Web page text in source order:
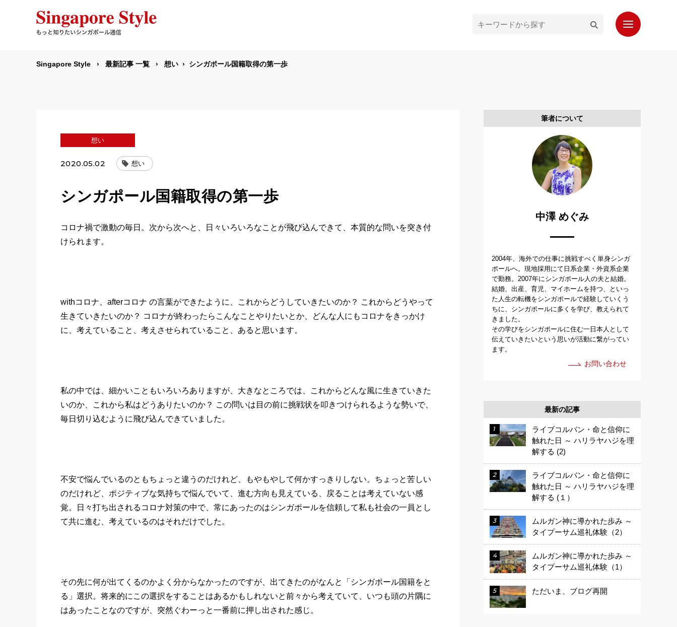
もっと知りたいシンガポール通信
お問い合わせ
Singapore Style 最新記事 一覧 想い シンガポール国籍取得の第一歩
想い
2020.05.02 想い
シンガポール国籍取得の第一歩
コロナ禍で激動の毎日。次から次へと、日々いろいろなことが飛び込んできて、本質的な問いを突き付
けられます。
withコロナ、afterコロナ の言葉ができたように、これからどうしていきたいのか？ これからどうやって
生きていきたいのか？ コロナが終わったらこんなことやりたいとか、どんな人にもコロナをきっかけ
に、考えていること、考えさせられていること、あると思います。
私の中では、細かいこともいろいろありますが、大きなところでは、これからどんな風に生きていきた
いのか、これから私はどうありたいのか？ この問いは目の前に挑戦状を叩きつけられるような勢いで、
毎日切り込むように飛び込んできていました。
不安で悩んでいるのともちょっと違うのだけれど、もやもやして何かすっきりしない。ちょっと苦しい
のだけれど、ポジティブな気持ちで悩んでいて、進む方向も見えている、戻ることは考えていない感
覚。日々打ち出されるコロナ対策の中で、常にあったのはシンガポールを信頼して私も社会の一員とし
て共に進む、考えているのはそれだけでした。
その先に何が出てくるのかよく分からなかったのですが、出てきたのがなんと「シンガポール国籍をと
る」選択。将来的にこの選択をすることはあるかもしれないと前々から考えていて、いつも頭の片隅に
はあったことなのですが、突然ぐわーっと一番前に押し出された感じ。
筆者について
中澤 めぐみ
2004年、海外での仕事に挑戦すべく単身シンガ
ポールへ。現地採用にて日系企業・外資系企業
で勤務。2007年にシンガポール人の夫と結婚。
結婚、出産、育児、マイホームを持つ、といっ
た人生の転機をシンガポールで経験していくう
ちに、シンガポールに多くを学び、教えられて
きました。
その学びをシンガポールに住む一日本人として
伝えていきたいという思いが活動に繋がってい
ます。
お問い合わせ
最新の記事
ライブコルバン・命と信仰に
触れた日 ～ ハリラヤハジを理
解する (2)
ライブコルバン・命と信仰に
触れた日 ～ ハリラヤハジを理
解する (１）
ムルガン神に導かれた歩み ～
タイプーサム巡礼体験（2）
ムルガン神に導かれた歩み ～
タイプーサム巡礼体験（1）
ただいま、ブログ再開